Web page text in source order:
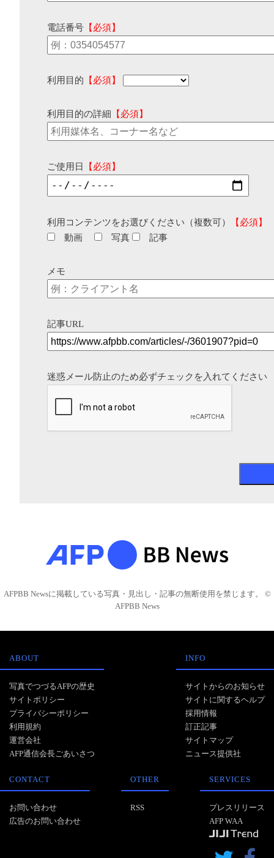
電話番号 【必須】
利用目的 【必須】
利用目的の詳細 【必須】
ご使用日 【必須】
利用コンテンツをお選びください（複数可）
【必須】
動画
写真 記事
メモ
記事URL
迷惑メール防止のため必ずチェックを入れてください
AFPBB Newsに掲載している写真・見出し・記事の無断使用を禁じます。 ©
AFPBB News
ABOUT
写真でつづるAFPの歴史
サイトポリシー
プライバシーポリシー
利用規約
運営会社
AFP通信会長ごあいさつ
INFO
サイトからのお知らせ
サイトに関するヘルプ
採用情報
訂正記事
サイトマップ
ニュース提供社
CONTACT
お問い合わせ
広告のお問い合わせ
OTHER
RSS
SERVICES
プレスリリース
AFP WAA